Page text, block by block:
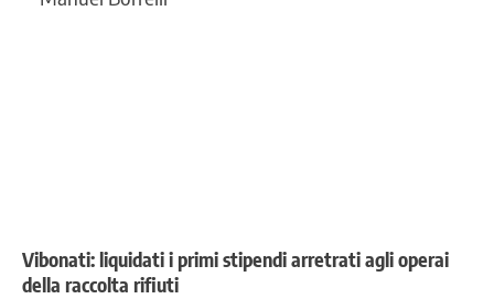
Vibonati: liquidati i primi stipendi arretrati agli operai
della raccolta rifiuti